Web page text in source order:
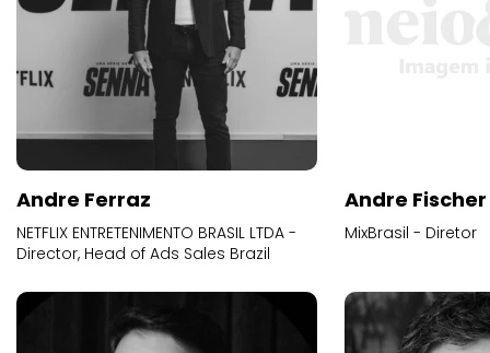
Andre Ferraz
NETFLIX ENTRETENIMENTO BRASIL LTDA -
Director, Head of Ads Sales Brazil
Andre Fischer
MixBrasil - Diretor